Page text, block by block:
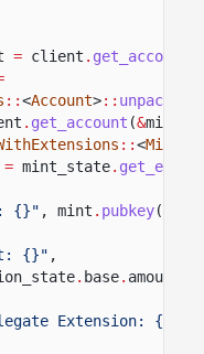
= client . get_account
::<Account>:: unpack
. get_account (&mint
::<Mint
= mint_state.
{}" , mint . pubkey());
{}" ,
. base. amount)
Extension: {:?}"